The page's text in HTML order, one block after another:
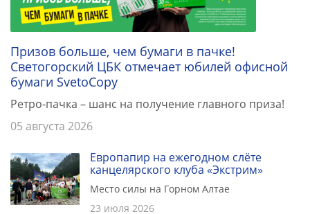
Призов больше, чем бумаги в пачке!
Светогорский ЦБК отмечает юбилей офисной
бумаги SvetoCopy
Ретро-пачка – шанс на получение главного приза!
05 августа 2026
Европапир на ежегодном слёте
канцелярского клуба «Экстрим»
Место силы на Горном Алтае
23 июля 2026